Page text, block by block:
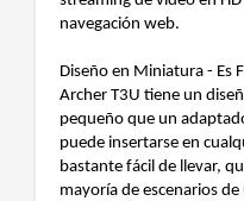
navegación web.
Diseño en Miniatura - Es
Archer T3U tiene un
pequeño que un
puede insertarse en
bastante fácil de llevar,
mayoría de escenarios de